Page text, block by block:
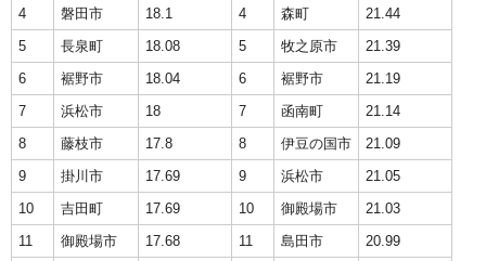
4
磐田市 18.1 4 森町
21.44
5
長泉町 18.08 5 牧之原市
21.39
6
裾野市 18.04 6 裾野市
21.19
7
浜松市 18 7 函南町
21.14
8
藤枝市 17.8 8 伊豆の国市
21.09
9
掛川市 17.69 9 浜松市
21.05
10
吉田町 17.69 10 御殿場市
21.03
11
御殿場市 17.68 11 島田市
20.99